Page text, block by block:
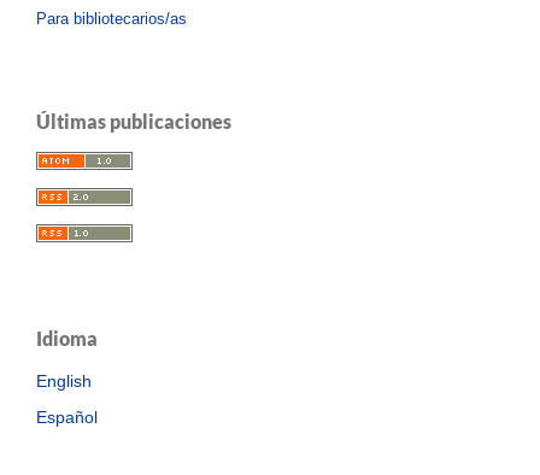
Para bibliotecarios/as
Últimas publicaciones
Idioma
English
Español